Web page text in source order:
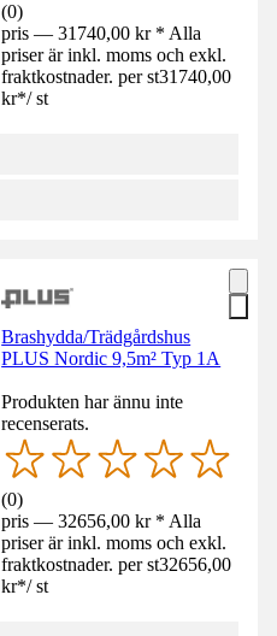
(0)
pris — 31740,00 kr * Alla
priser är inkl. moms och exkl.
fraktkostnader. per st31740,00
kr*/ st
Brashydda/Trädgårdshus
PLUS Nordic 9,5m² Typ 1A
Produkten har ännu inte
recenserats.
(0)
pris — 32656,00 kr * Alla
priser är inkl. moms och exkl.
fraktkostnader. per st32656,00
kr*/ st